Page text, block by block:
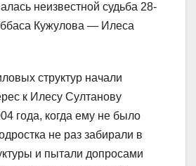
неизвестной судьба 28-
Кужулова — Илеса
структур начали
к Илесу Султанову
года, когда ему не было
не раз забирали в
и пытали допросами